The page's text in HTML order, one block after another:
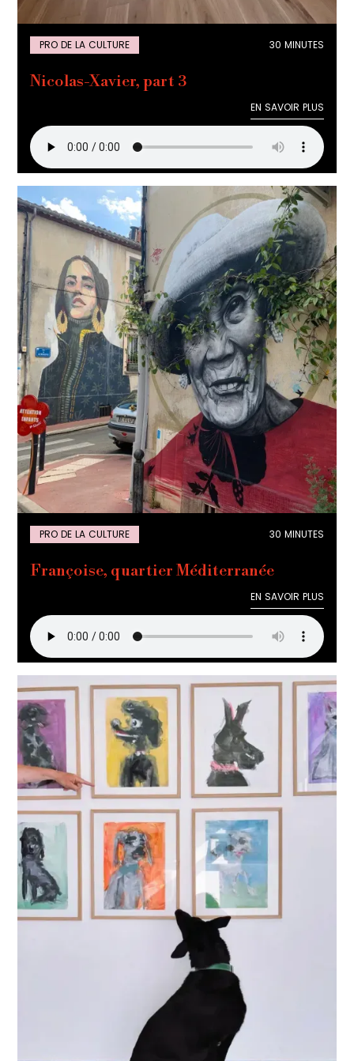
PRO DE LA CULTURE 30 MINUTES
Nicolas-Xavier, part 3
EN SAVOIR PLUS
EN SAVOIR PLUS
PRO DE LA CULTURE 30 MINUTES
Françoise, quartier Méditerranée
EN SAVOIR PLUS
EN SAVOIR PLUS